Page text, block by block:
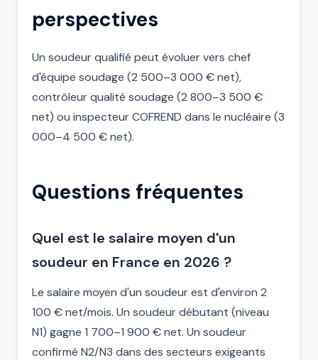
perspectives
Un soudeur qualifié peut évoluer vers chef
d'équipe soudage (2 500–3 000 € net),
contrôleur qualité soudage (2 800–3 500 €
net) ou inspecteur COFREND dans le nucléaire (3
000–4 500 € net).
Questions fréquentes
Quel est le salaire moyen d'un
soudeur en France en 2026 ?
Le salaire moyen d'un soudeur est d'environ 2
100 € net/mois. Un soudeur débutant (niveau
N1) gagne 1 700–1 900 € net. Un soudeur
confirmé N2/N3 dans des secteurs exigeants